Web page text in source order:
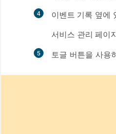
4 이벤트 기록 옆에
서비스 관리 페이
5 토글 버튼을 사용